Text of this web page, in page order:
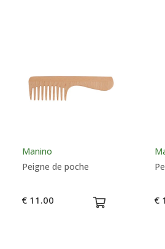
Manino
Peigne de poche
€ 11.00 €